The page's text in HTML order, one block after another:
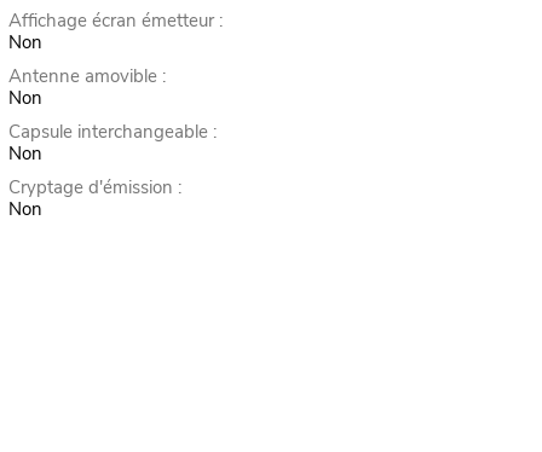
Affichage écran émetteur :
Non
Antenne amovible :
Non
Capsule interchangeable :
Non
Cryptage d'émission :
Non